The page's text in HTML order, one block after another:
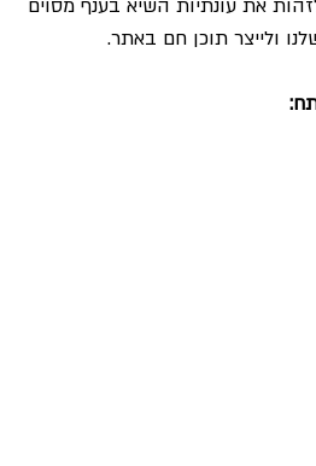
את עונתיות השיא בענף מסוים